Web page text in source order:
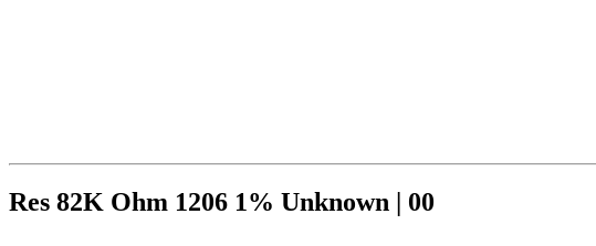
Res 82K Ohm 1206 1% Unknown | 00